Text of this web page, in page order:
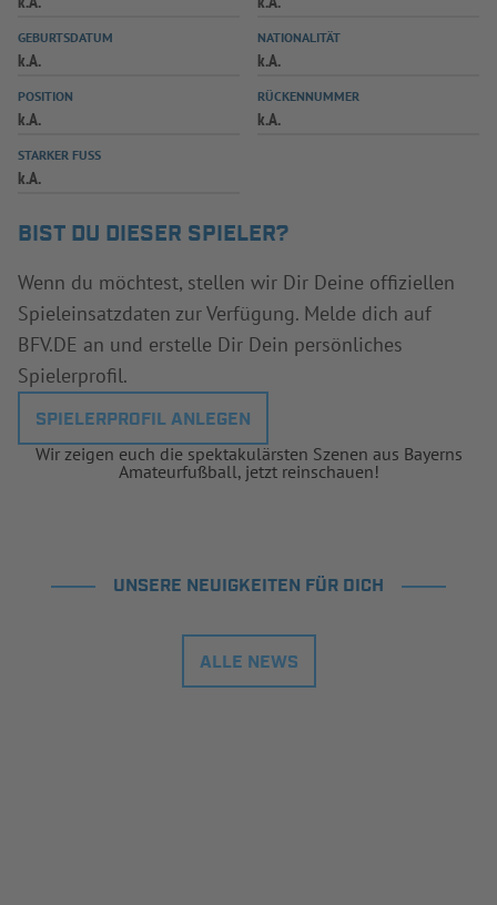
SPIELPLUS
GEBURTSDATUM
k.A.
NATIONALITÄT
k.A.
POSITION
k.A.
RÜCKENNUMMER
k.A.
STARKER FUSS
k.A.
BIST DU DIESER SPIELER?
Wenn du möchtest, stellen wir Dir Deine offiziellen
Spieleinsatzdaten zur Verfügung. Melde dich auf
BFV.DE an und erstelle Dir Dein persönliches
Spielerprofil.
SPIELERPROFIL ANLEGEN
Wir zeigen euch die spektakulärsten Szenen aus Bayerns
Amateurfußball, jetzt reinschauen!
UNSERE NEUIGKEITEN FÜR DICH
ALLE NEWS